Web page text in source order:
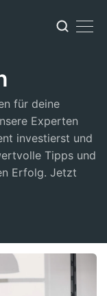
für deine
Experten
investierst und
Tipps und
Erfolg. Jetzt